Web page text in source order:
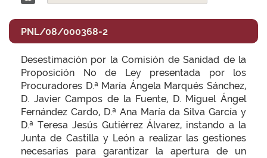
PNL/08/000368-2
Desestimación por la Comisión de Sanidad de la
Proposición No de Ley presentada por los
Procuradores D.ª María Ángela Marqués Sánchez,
D. Javier Campos de la Fuente, D. Miguel Ángel
Fernández Cardo, D.ª Ana María da Silva García y
D.ª Teresa Jesús Gutiérrez Álvarez, instando a la
Junta de Castilla y León a realizar las gestiones
necesarias para garantizar la apertura de un